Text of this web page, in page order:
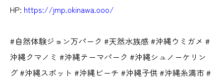
HP: https://jmp.okinawa.ooo/
#自然体験ジョン万パーク #天然水族感 #沖縄ウミガメ #
沖縄クマノミ #沖縄テーマパーク #沖縄シュノーケリン
グ #沖縄スポット #沖縄ビーチ #沖縄子供 #沖縄糸満市 #